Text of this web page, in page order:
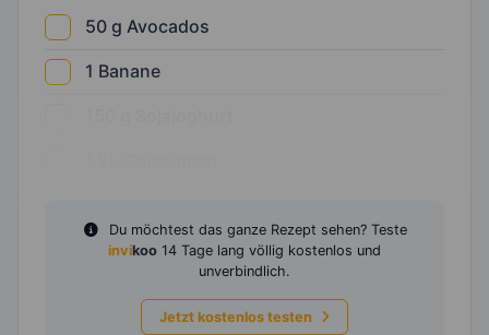
50 g Avocados
1 Banane
Du möchtest das ganze Rezept sehen? Teste
invikoo 14 Tage lang völlig kostenlos und
unverbindlich.
Jetzt kostenlos testen